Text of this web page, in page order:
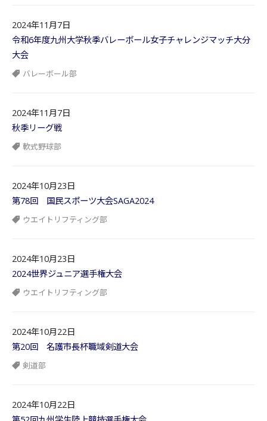
2024年11月7日
令和6年度九州大学秋季バレーボール女子チャレンジマッチ大分
大会
バレーボール部
2024年11月7日
秋季リーグ戦
軟式野球部
2024年10月23日
第78回 国民スポーツ大会SAGA2024
ウエイトリフティング部
2024年10月23日
2024世界ジュニア選手権大会
ウエイトリフティング部
2024年10月22日
第20回 名護市長杯職域剣道大会
剣道部
2024年10月22日